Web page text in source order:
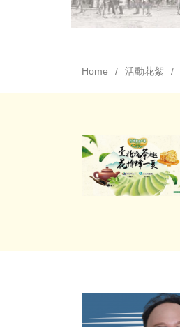
Home 活動花絮